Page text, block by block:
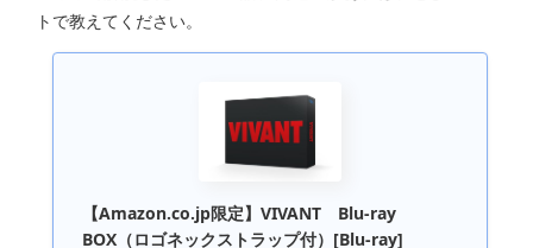
トで教えてください。
【Amazon.co.jp限定】VIVANT Blu-ray
BOX（ロゴネックストラップ付）[Blu-ray]